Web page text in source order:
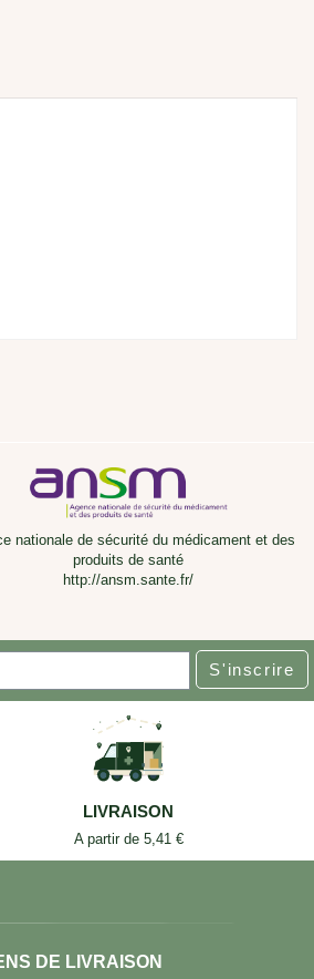
nationale de sécurité du médicament et des
produits de santé
http://ansm.sante.fr/
S'inscrire
LIVRAISON
A partir de 5,41 €
DE LIVRAISON